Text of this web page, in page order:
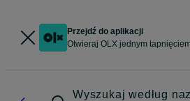
Przejdź do aplikacji
Otwieraj OLX jednym
Wyszukaj według